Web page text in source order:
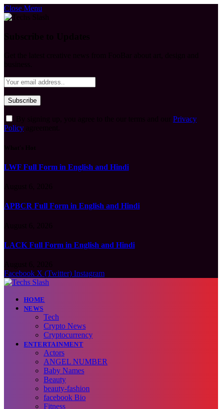
Close Menu
Privacy
Policy
LWF Full Form in English and Hindi
APBCR Full Form in English and Hindi
LACK Full Form in English and Hindi
Facebook X (Twitter) Instagram
HOME
NEWS
Tech
Crypto News
Cryptocurrency
ENTERTAINMENT
Actors
ANGEL NUMBER
Baby Names
Beauty
beauty-fashion
facebook Bio
Fitness